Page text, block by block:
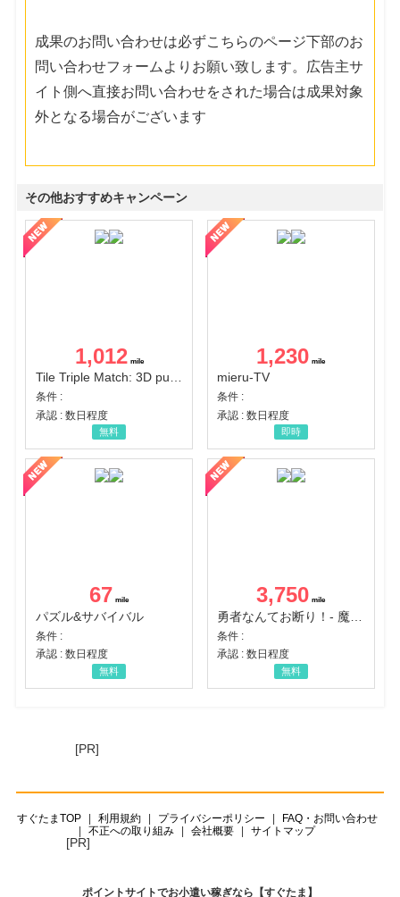
成果のお問い合わせは必ずこちらのページ下部のお
問い合わせフォームよりお願い致します。広告主サ
イト側へ直接お問い合わせをされた場合は成果対象
外となる場合がございます
その他おすすめキャンペーン
1,012
Tile Triple Match: 3D puzzle
条件 :
承認 : 数日程度
無料
1,230
mieru-TV
条件 :
承認 : 数日程度
即時
67
パズル&サバイバル
条件 :
承認 : 数日程度
無料
3,750
条件 :
承認 : 数日程度
無料
[PR]
すぐたまTOP 利用規約 プライバシーポリシー
FAQ・お問い合わせ
不正への取り組み
会社概要 サイトマップ
[PR]
ポイントサイトでお小遣い稼ぎなら【すぐたま】